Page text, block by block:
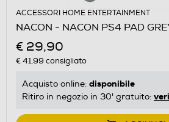
ACCESSORI HOME ENTERTAINMENT
NACON - NACON PS4 PAD
€ 29,90
€ 41,99 consigliato
Acquisto online: disponibile
Ritiro in negozio in 30' gratuito: